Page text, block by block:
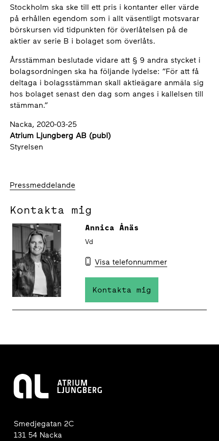
Stockholm ska ske till ett pris i kontanter eller värde
på erhållen egendom som i allt väsentligt motsvarar
börskursen vid tidpunkten för överlåtelsen på de
aktier av serie B i bolaget som överlåts.
Årsstämman beslutade vidare att § 9 andra stycket i
bolagsordningen ska ha följande lydelse: ”För att få
deltaga i bolagsstämman skall aktieägare anmäla sig
hos bolaget senast den dag som anges i kallelsen till
stämman.”
Nacka, 2020-03-25
Atrium Ljungberg AB (publ)
Styrelsen
Pressmeddelande
Kontakta mig
Annica Ånäs
Vd
Visa telefonnummer
Kontakta mig
Smedjegatan 2C
131 54 Nacka